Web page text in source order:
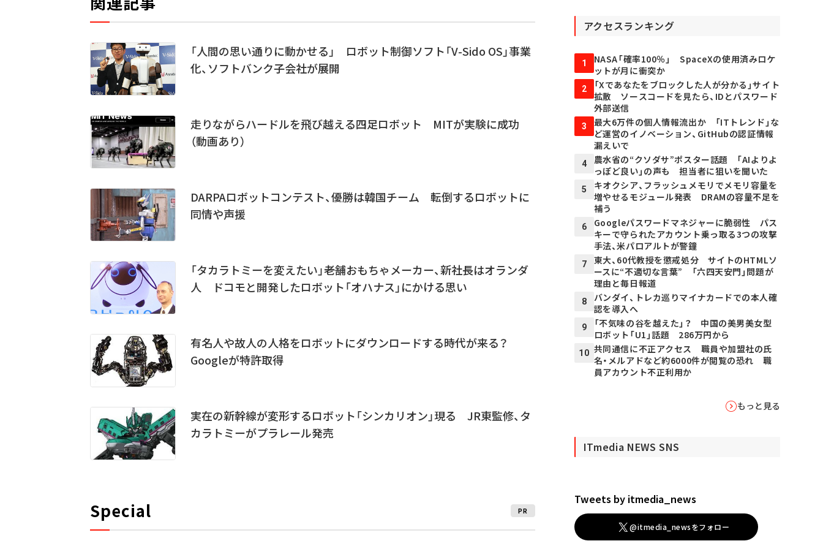
「人間の思い通りに動かせる」 ロボット制御ソフト「V-Sido OS」事業
化、ソフトバンク子会社が展開
走りながらハードルを飛び越える四足ロボット MITが実験に成功
（動画あり）
DARPAロボットコンテスト、優勝は韓国チーム 転倒するロボットに
同情や声援
「タカラトミーを変えたい」――老舗おもちゃメーカー、新社長はオランダ
人 ドコモと開発したロボット「オハナス」にかける思い
有名人や故人の人格をロボットにダウンロードする時代が来る？
Googleが特許取得
実在の新幹線が変形するロボット「シンカリオン」現る JR東監修、タ
カラトミーがプラレール発売
Special PR
アクセスランキング
1
NASA「確率100％」 SpaceXの使用済みロケ
ットが月に衝突か
2
「Xであなたをブロックした人が分かる」サイト
拡散 ソースコードを見たら、IDとパスワード
外部送信
3
最大6万件の個人情報流出か 「ITトレンド」な
ど運営のイノベーション、GitHubの認証情報
漏えいで
4
農水省の“クソダサ”ポスター話題 「AIよりよ
っぽど良い」の声も 担当者に狙いを聞いた
5
キオクシア、フラッシュメモリでメモリ容量を
増やせるモジュール発表 DRAMの容量不足を
補う
6
Googleパスワードマネジャーに脆弱性 パス
キーで守られたアカウント乗っ取る3つの攻撃
手法、米パロアルトが警鐘
7
東大、60代教授を懲戒処分 サイトのHTMLソ
ースに“不適切な言葉” 「六四天安門」問題が
理由と毎日報道
8
バンダイ、トレカ巡りマイナカードでの本人確
認を導入へ
9
「不気味の谷を越えた」？ 中国の美男美女型
ロボット「U1」話題 286万円から
10 共同通信に不正アクセス 職員や加盟社の氏
名・メルアドなど約6000件が閲覧の恐れ 職
員アカウント不正利用か
もっと見る
ITmedia NEWS SNS
Tweets by itmedia_news
@itmedia_newsをフォロー